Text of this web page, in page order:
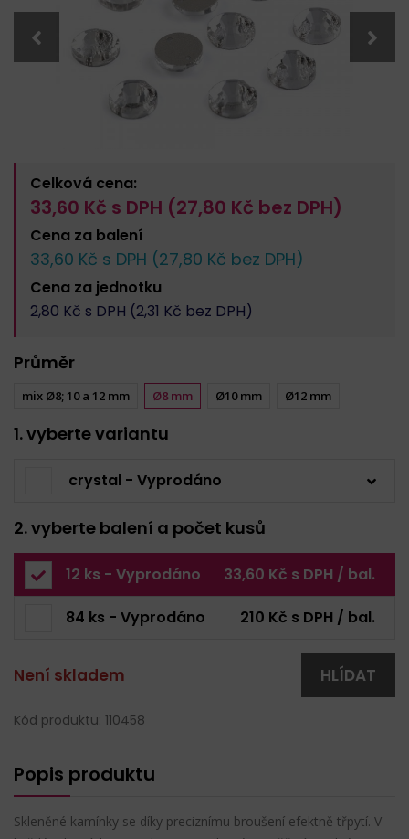
Celková cena:
33,60 Kč s DPH (27,80 Kč bez DPH)
Cena za balení
33,60 Kč s DPH (27,80 Kč bez DPH)
Cena za jednotku
2,80 Kč s DPH (2,31 Kč bez DPH)
Průměr
mix Ø8; 10 a 12 mm Ø8 mm Ø10 mm Ø12 mm
1. vyberte variantu
crystal - Vyprodáno
2. vyberte balení a počet kusů
12 ks - Vyprodáno 33,60 Kč s DPH / bal.
84 ks - Vyprodáno 210 Kč s DPH / bal.
Není skladem HLÍDAT
Kód produktu: 110458
Popis produktu
Skleněné kamínky se díky preciznímu broušení efektně třpytí. V